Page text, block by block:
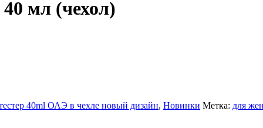
мл (чехол)
40ml ОАЭ в чехле новый дизайн, Новинки Метка: для